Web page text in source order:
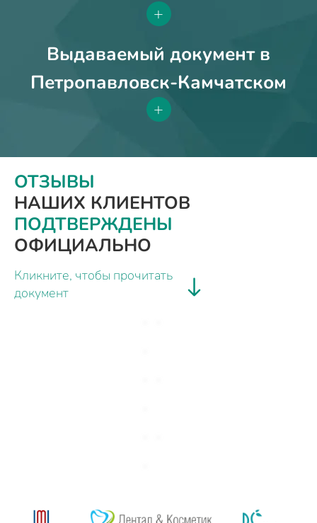
+
Выдаваемый документ в
Петропавловск-Камчатском
+
ОТЗЫВЫ
НАШИХ КЛИЕНТОВ
ПОДТВЕРЖДЕНЫ
ОФИЦИАЛЬНО
Кликните, чтобы прочитать
документ